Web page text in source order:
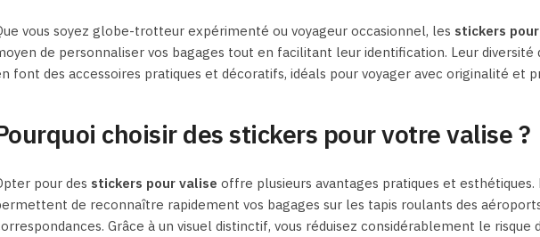
vous soyez globe-trotteur expérimenté ou voyageur occasionnel, les stickers
de personnaliser vos bagages tout en facilitant leur identification. Leur
font des accessoires pratiques et décoratifs, idéals pour voyager avec originalité et
choisir des stickers pour votre valise ?
pour des stickers pour valise offre plusieurs avantages pratiques et
de reconnaître rapidement vos bagages sur les tapis roulants des
Grâce à un visuel distinctif, vous réduisez considérablement le risque